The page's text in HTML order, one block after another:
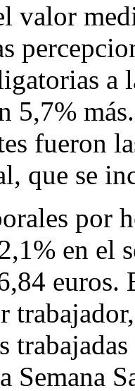
valor
a
5,7%
fueron
que se
por
en el
Semana